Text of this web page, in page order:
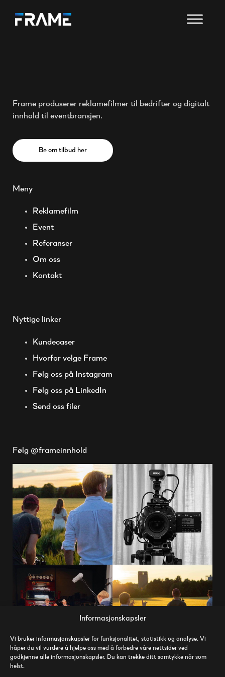
Informasjonskapsler
Vi bruker informasjonskapsler for funksjonalitet, statistikk og analyse. Vi
håper du vil vurdere å hjelpe oss med å forbedre våre nettsider ved
godkjenne alle informasjonskapsler. Du kan trekke ditt samtykke når som
helst.
Frame produserer reklamefilmer til bedrifter og digitalt
innhold til eventbransjen.
Be om tilbud her
Meny
Reklamefilm
Event
Referanser
Om oss
Kontakt
Nyttige linker
Kundecaser
Hvorfor velge Frame
Følg oss på Instagram
Følg oss på LinkedIn
Send oss filer
Følg @frameinnhold